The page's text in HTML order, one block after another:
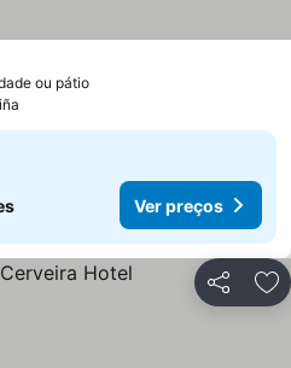
ou pátio
Ver preços
Partilhar